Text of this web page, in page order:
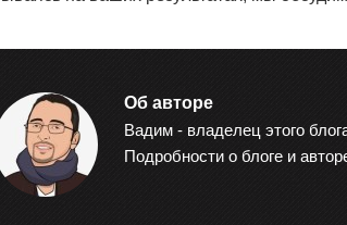
Об авторе
Вадим - владелец этого
Подробности о блоге и